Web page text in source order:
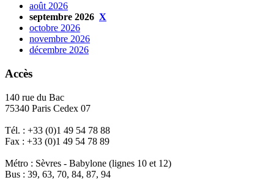
août 2026
septembre 2026 X
octobre 2026
novembre 2026
décembre 2026
Accès
140 rue du Bac
75340 Paris Cedex 07
Tél. : +33 (0)1 49 54 78 88
Fax : +33 (0)1 49 54 78 89
Métro : Sèvres - Babylone (lignes 10 et 12)
Bus : 39, 63, 70, 84, 87, 94